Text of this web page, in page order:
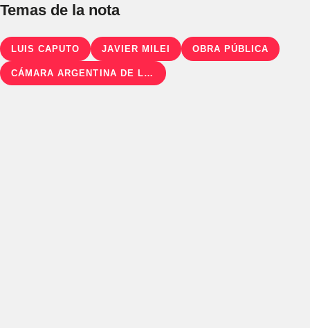
Temas de la nota
LUIS CAPUTO JAVIER MILEI OBRA PÚBLICA
CÁMARA ARGENTINA DE LA CONSTRUCCIÓN